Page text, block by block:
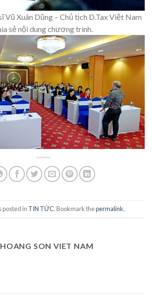
Vũ Xuân Dũng – Chủ tịch D.Tax Việt Nam
sẻ nội dung chương trình.
posted in TIN TỨC. Bookmark thepermalink.
HOANG SON VIET NAM